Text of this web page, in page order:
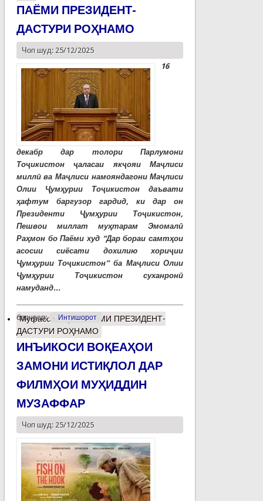
ПАЁМИ ПРЕЗИДЕНТ-
ДАСТУРИ РОҲНАМО
Чоп шуд: 25/12/2025
16
декабр дар толори Парлумони
Тоҷикистон ҷаласаи якҷояи Маҷлиси
миллӣ ва Маҷлиси намояндагони Маҷлиси
Олии Ҷумҳурии Тоҷикистон даъвати
ҳафтум баргузор гардид, ки дар он
Президенти Ҷумҳурии Тоҷикистон,
Пешвои миллат муҳтарам Эмомалӣ
Раҳмон бо Паёми худ “Дар бораи самтҳои
асосии сиёсати дохилию хориҷии
Ҷумҳурии Тоҷикистон” ба Маҷлиси Олии
Ҷумҳурии Тоҷикистон суханронӣ
намуданд...
барчасп: Интишорот
Муфассалтаро ПАЁМИ ПРЕЗИДЕНТ-
ДАСТУРИ РОҲНАМО
ИНЪИКОСИ ВОҚЕАҲОИ
ЗАМОНИ ИСТИҚЛОЛ ДАР
ФИЛМҲОИ МУҲИДДИН
МУЗАФФАР
Чоп шуд: 25/12/2025